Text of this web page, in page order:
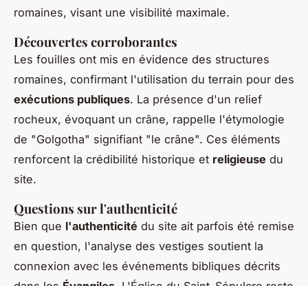
romaines, visant une visibilité maximale.
Découvertes corroborantes
Les fouilles ont mis en évidence des structures
romaines, confirmant l'utilisation du terrain pour des
exécutions publiques. La présence d'un relief
rocheux, évoquant un crâne, rappelle l'étymologie
de "Golgotha" signifiant "le crâne". Ces éléments
renforcent la crédibilité historique et religieuse du
site.
Questions sur l'authenticité
Bien que l'authenticité du site ait parfois été remise
en question, l'analyse des vestiges soutient la
connexion avec les événements bibliques décrits